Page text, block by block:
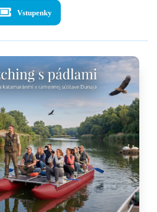
5,00 €
9,00 €
Vstupenky